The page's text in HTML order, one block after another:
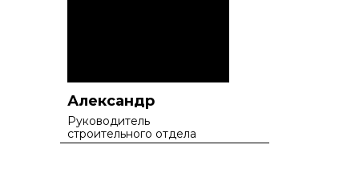
Александр
Руководитель
строительного отдела